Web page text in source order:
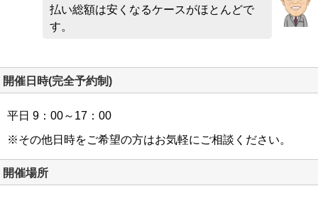
払い総額は安くなるケースがほとんどで
す。
開催日時(完全予約制)
平日 9：00～17：00
※その他日時をご希望の方はお気軽にご相談ください。
開催場所